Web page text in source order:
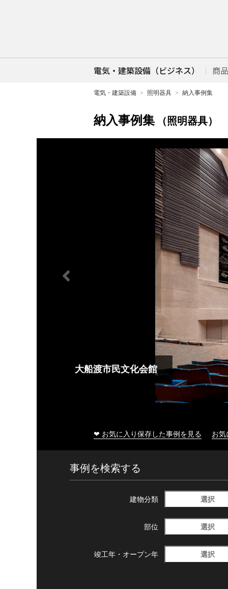
電気・建築設備（ビジネス） 商
電気・建築設備 照明器具 納入事例集
納入事例集 （照明器具）
大船渡市民文化会館
❤ お気に入り保存した事例を見る お
事例を検索する
建物分類 選択
部位 選択
竣工年・ オープン年 選択